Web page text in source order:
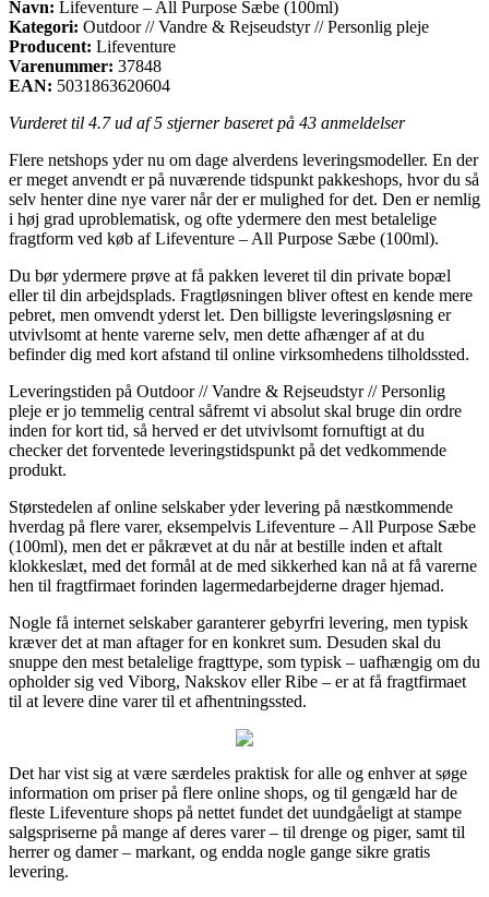
Navn: Lifeventure – All Purpose Sæbe (100ml)
Kategori: Outdoor // Vandre & Rejseudstyr // Personlig pleje
Producent: Lifeventure
Varenummer: 37848
EAN: 5031863620604
Vurderet til 4.7ud af 5 stjerner baseret på 43 anmeldelser
Flere netshops yder nu om dage alverdens leveringsmodeller. En der
er meget anvendt er på nuværende tidspunkt pakkeshops, hvor du så
selv henter dine nye varer når der er mulighed for det. Den er nemlig
i høj grad uproblematisk, og ofte ydermere den mest betalelige
fragtform ved køb af Lifeventure – All Purpose Sæbe (100ml).
Du bør ydermere prøve at få pakken leveret til din private bopæl
eller til din arbejdsplads. Fragtløsningen bliver oftest en kende mere
pebret, men omvendt yderst let. Den billigste leveringsløsning er
utvivlsomt at hente varerne selv, men dette afhænger af at du
befinder dig med kort afstand til online virksomhedens tilholdssted.
Leveringstiden på Outdoor // Vandre & Rejseudstyr // Personlig
pleje er jo temmelig central såfremt vi absolut skal bruge din ordre
inden for kort tid, så herved er det utvivlsomt fornuftigt at du
checker det forventede leveringstidspunkt på det vedkommende
produkt.
Størstedelen af online selskaber yder levering på næstkommende
hverdag på flere varer, eksempelvis Lifeventure – All Purpose Sæbe
(100ml), men det er påkrævet at du når at bestille inden et aftalt
klokkeslæt, med det formål at de med sikkerhed kan nå at få varerne
hen til fragtfirmaet forinden lagermedarbejderne drager hjemad.
Nogle få internet selskaber garanterer gebyrfri levering, men typisk
kræver det at man aftager for en konkret sum. Desuden skal du
snuppe den mest betalelige fragttype, som typisk – uafhængig om du
opholder sig ved Viborg, Nakskov eller Ribe – er at få fragtfirmaet
til at levere dine varer til et afhentningssted.
Det har vist sig at være særdeles praktisk for alle og enhver at søge
information om priser på flere online shops, og til gengæld har de
fleste Lifeventure shops på nettet fundet det uundgåeligt at stampe
salgspriserne på mange af deres varer – til drenge og piger, samt til
herrer og damer – markant, og endda nogle gange sikre gratis
levering.